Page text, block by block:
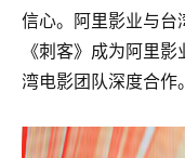
信心。阿里影业与台
《刺客》成为阿里
湾电影团队深度合作。